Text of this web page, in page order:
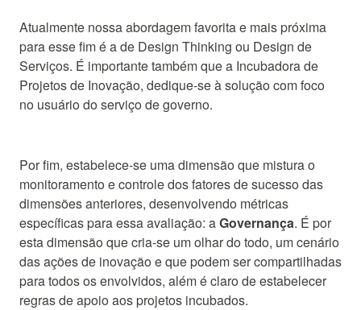
Atualmente nossa abordagem favorita e mais próxima
para esse fim é a de Design Thinking ou Design de
Serviços. É importante também que a Incubadora de
Projetos de Inovação, dedique-se à solução com foco
no usuário do serviço de governo.
Por fim, estabelece-se uma dimensão que mistura o
monitoramento e controle dos fatores de sucesso das
dimensões anteriores, desenvolvendo métricas
específicas para essa avaliação: aGovernança. É por
esta dimensão que cria-se um olhar do todo, um cenário
das ações de inovação e que podem ser compartilhadas
para todos os envolvidos, além é claro de estabelecer
regras de apoio aos projetos incubados.